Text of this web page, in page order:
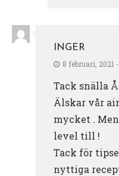
INGER
8 februari, 2021 -
Tack snälla
Älskar vår
mycket .
level till !
Tack för
nyttiga